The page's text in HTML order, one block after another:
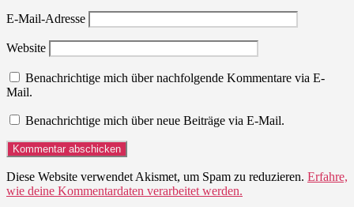
E-Mail-Adresse
Website
Benachrichtige mich über nachfolgende Kommentare via E-
Mail.
Benachrichtige mich über neue Beiträge via E-Mail.
Diese Website verwendet Akismet, um Spam zu reduzieren. Erfahre,
wie deine Kommentardaten verarbeitet werden.